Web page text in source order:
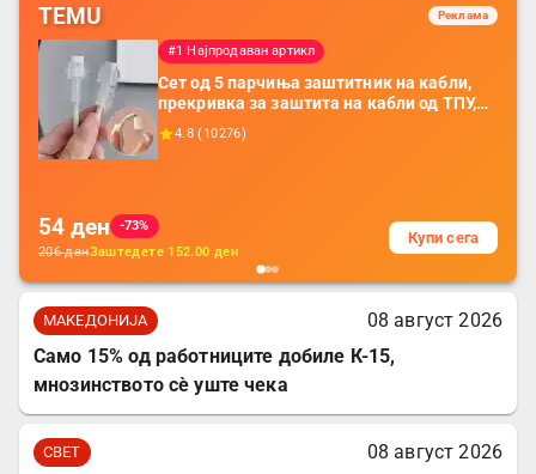
TEMU Реклама
#1 Најпродаван артикл
Сет од 5 парчиња заштитник на кабли,
прекривка за заштита на кабли од ТПУ,
додатоци за заштита на кабли, без
батерија, за мобилни телефони, комплет
4.8 (10276)
54 ден
-73%
206денЗаштедете 152.00 ден
Купи сега
МАКЕДОНИЈА
08 август 2026
Само 15% од работниците добиле К-15,
мнозинството сè уште чека
СВЕТ
08 август 2026